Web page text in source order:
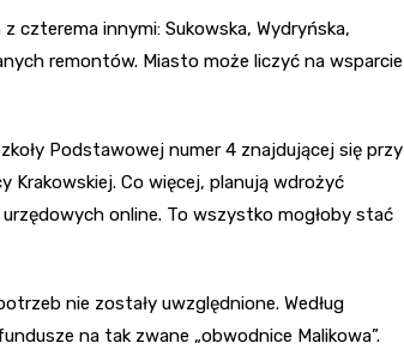
czterema innymi: Sukowska, Wydryńska,
remontów. Miasto może liczyć na wsparcie
Podstawowej numer 4 znajdującej się przy
Krakowskiej. Co więcej, planują wdrożyć
online. To wszystko mogłoby stać
nie zostały uwzględnione. Według
na tak zwane „obwodnice Malikowa”.